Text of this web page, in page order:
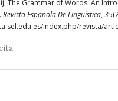
The Grammar of Words. An
Revista Española De Lingüística, 35
index.php/revista/